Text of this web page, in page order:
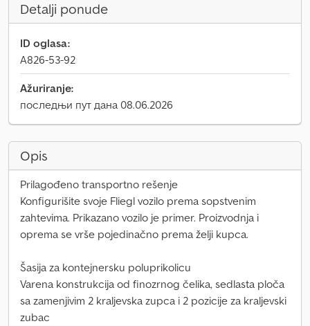
Detalji ponude
ID oglasa:
A826-53-92
Ažuriranje:
последњи пут дана 08.06.2026
Opis
Prilagođeno transportno rešenje
Konfigurišite svoje Fliegl vozilo prema sopstvenim
zahtevima. Prikazano vozilo je primer. Proizvodnja i
oprema se vrše pojedinačno prema želji kupca.
Šasija za kontejnersku poluprikolicu
Varena konstrukcija od finozrnog čelika, sedlasta ploča
sa zamenjivim 2 kraljevska zupca i 2 pozicije za kraljevski
zubac